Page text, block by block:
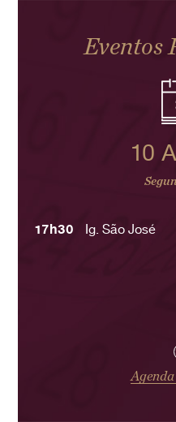
Eventos
10
17h30 Ig. São José